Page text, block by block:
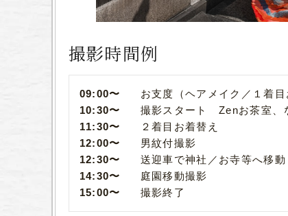
撮影時間例
09:00〜
お支度（ヘアメイク／１着目
10:30〜
撮影スタート Zenお茶室、
11:30〜
２着目お着替え
12:00〜
男紋付撮影
12:30〜
送迎車で神社／お寺等へ移動
14:30〜
庭園移動撮影
15:00〜
撮影終了